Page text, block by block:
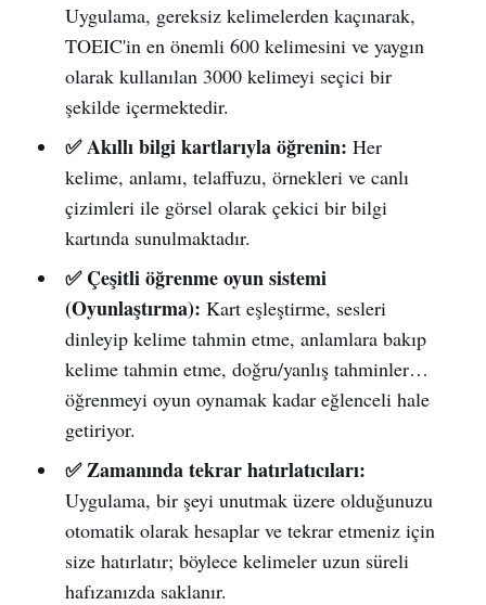
Uygulama, gereksiz kelimelerden kaçınarak,
TOEIC'in en önemli 600 kelimesini ve yaygın
olarak kullanılan 3000 kelimeyi seçici bir
şekilde içermektedir.
✅ Akıllı bilgi kartlarıyla öğrenin: Her
kelime, anlamı, telaffuzu, örnekleri ve canlı
çizimleri ile görsel olarak çekici bir bilgi
kartında sunulmaktadır.
✅ Çeşitli öğrenme oyun sistemi
(Oyunlaştırma): Kart eşleştirme, sesleri
dinleyip kelime tahmin etme, anlamlara bakıp
kelime tahmin etme, doğru/yanlış tahminler…
öğrenmeyi oyun oynamak kadar eğlenceli hale
getiriyor.
✅ Zamanında tekrar hatırlatıcıları:
Uygulama, bir şeyi unutmak üzere olduğunuzu
otomatik olarak hesaplar ve tekrar etmeniz için
size hatırlatır; böylece kelimeler uzun süreli
hafızanızda saklanır.